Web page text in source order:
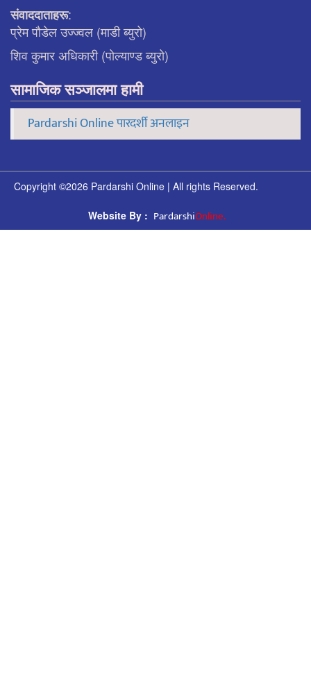
संवाददाताहरू:
प्रेम पौडेल उज्ज्वल (माडी ब्युरो)
शिव कुमार अधिकारी (पोल्याण्ड ब्युरो)
सामाजिक सञ्जालमा हामी
Pardarshi Online पारदर्शी अनलाइन
Copyright ©2026 Pardarshi Online | All rights Reserved.
Website By : PardarshiOnline.